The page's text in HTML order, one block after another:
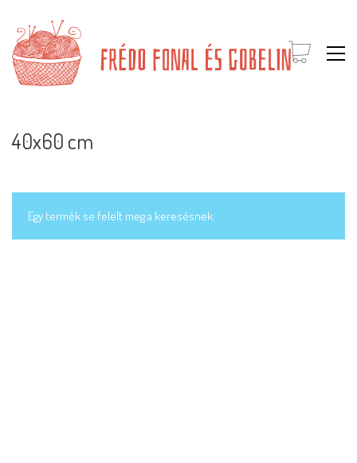
40x60 cm
Egy termék se felelt meg a keresésnek.